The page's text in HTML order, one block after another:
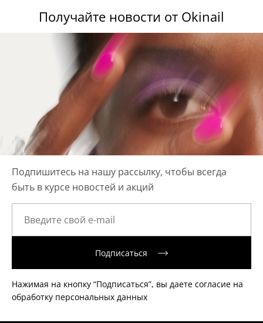
Получайте новости от Okinail
Подпишитесь на нашу рассылку, чтобы всегда
быть в курсе новостей и акций
Подписаться
Нажимая на кнопку “Подписаться”, вы даете согласие на
обработку персональных данных